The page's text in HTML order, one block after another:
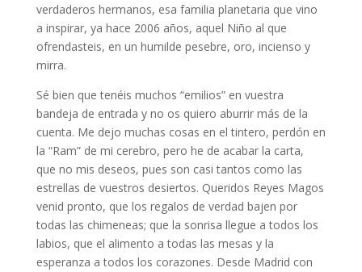
verdaderos hermanos, esa familia planetaria que vino
a inspirar, ya hace 2006 años, aquel Niño al que
ofrendasteis, en un humilde pesebre, oro, incienso y
mirra.
Sé bien que tenéis muchos “emilios” en vuestra
bandeja de entrada y no os quiero aburrir más de la
cuenta. Me dejo muchas cosas en el tintero, perdón en
la “Ram” de mi cerebro, pero he de acabar la carta,
que no mis deseos, pues son casi tantos como las
estrellas de vuestros desiertos. Queridos Reyes Magos
venid pronto, que los regalos de verdad bajen por
todas las chimeneas; que la sonrisa llegue a todos los
labios, que el alimento a todas las mesas y la
esperanza a todos los corazones. Desde Madrid con